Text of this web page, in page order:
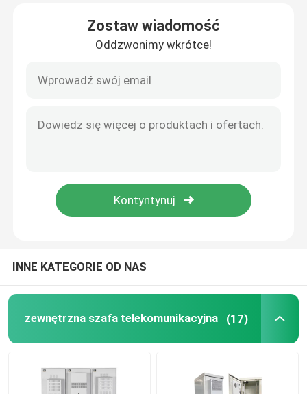
filmy
zewnętrzna szafa telekomunikacyjna
Szafka akumulatorów telekomunikacyjnych
Telekomunikacyjne systemy zasilania prądem stałym
Hybrydowy system telekomunikacyjny
Moduł prostownika
Zostaw wiadomość
Oddzwonimy wkrótce!
INNE KATEGORIE OD NAS
zewnętrzna szafa telekomunikacyjna (17)